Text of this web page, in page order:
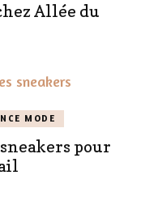
Allée du
MODE
pour